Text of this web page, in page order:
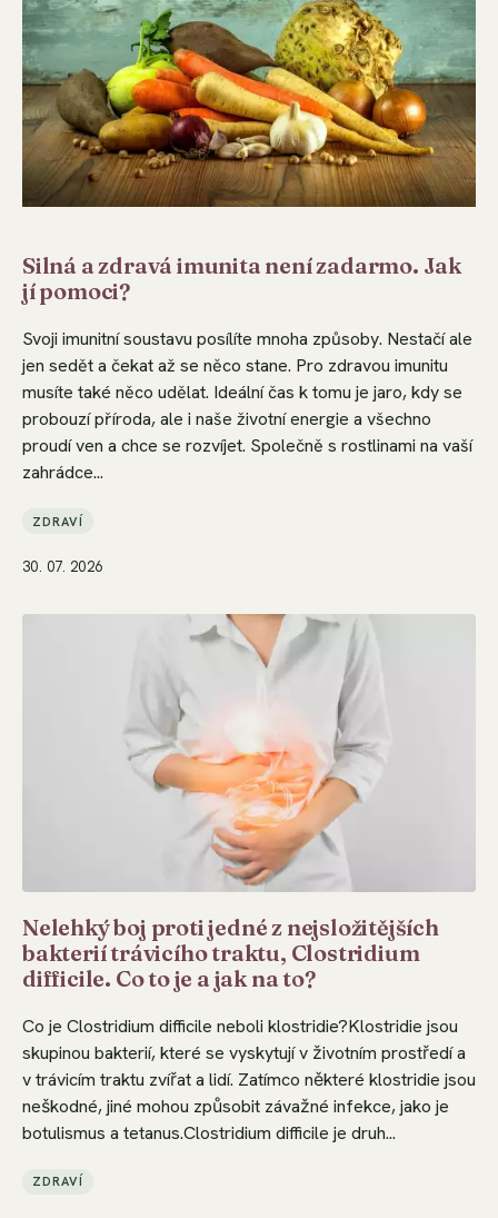
Silná a zdravá imunita není zadarmo. Jak
jí pomoci?
Svoji imunitní soustavu posílíte mnoha způsoby. Nestačí ale
jen sedět a čekat až se něco stane. Pro zdravou imunitu
musíte také něco udělat. Ideální čas k tomu je jaro, kdy se
probouzí příroda, ale i naše životní energie a všechno
proudí ven a chce se rozvíjet. Společně s rostlinami na vaší
zahrádce...
ZDRAVÍ
30. 07. 2026
Nelehký boj proti jedné z nejsložitějších
bakterií trávicího traktu, Clostridium
difficile. Co to je a jak na to?
Co je Clostridium difficile neboli klostridie?Klostridie jsou
skupinou bakterií, které se vyskytují v životním prostředí a
v trávicím traktu zvířat a lidí. Zatímco některé klostridie jsou
neškodné, jiné mohou způsobit závažné infekce, jako je
botulismus a tetanus.Clostridium difficile je druh...
ZDRAVÍ